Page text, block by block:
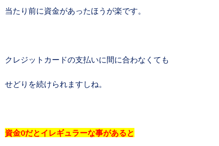
当たり前に資金があったほうが楽です。
クレジットカードの支払いに間に合わなくても
せどりを続けられますしね。
資金0だとイレギュラーな事があると